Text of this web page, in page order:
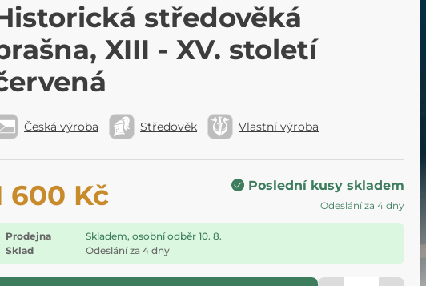
středověká
XIII - XV. století
Česká výroba Středověk Vlastní výroba
600 Kč Poslední kusy skladem
Odeslání za 4 dny
Prodejna
Skladem, osobní odběr 10. 8.
Sklad
Odeslání za 4 dny